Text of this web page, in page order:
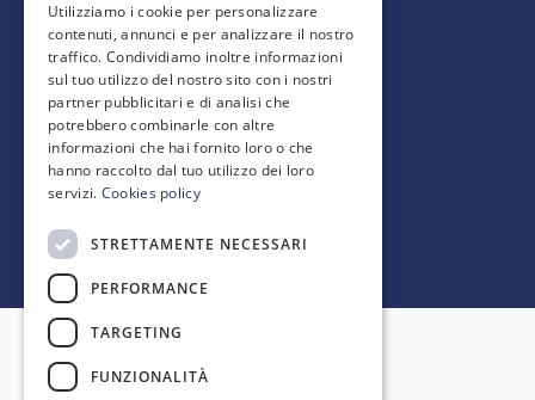
SCOPRI DI PIÙ
Gallery
Blog
FAQ
Backspace S.r.l. · Tutti i diritti riservati
Capitale Sociale 450.000€ I.V. | P.IVA/CF
Utilizziamo i cookie per personalizzare
contenuti, annunci e per analizzare il nostro
traffico. Condividiamo inoltre informazioni
sul tuo utilizzo del nostro sito con i nostri
partner pubblicitari e di analisi che
potrebbero combinarle con altre
informazioni che hai fornito loro o che
hanno raccolto dal tuo utilizzo dei loro
servizi. Cookies policy
STRETTAMENTE NECESSARI
PERFORMANCE
TARGETING
FUNZIONALITÀ